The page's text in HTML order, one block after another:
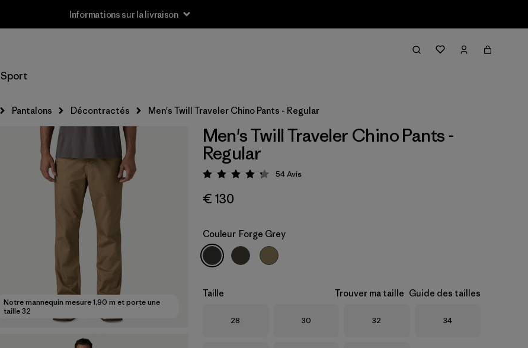
Informations sur la livraison
Sport
Pantalons Décontractés Men's Twill Traveler Chino Pants - Regular
Notre mannequin mesure 1,90 m et porte une
taille 32
Men's Twill Traveler Chino Pants -
Regular
Évaluation: 4.3 / 5
54Avis
€ 130
Couleur Forge Grey
Taille Trouver ma taille Guide des tailles
Taille
28 Taille
30 Taille
32 Taille
34